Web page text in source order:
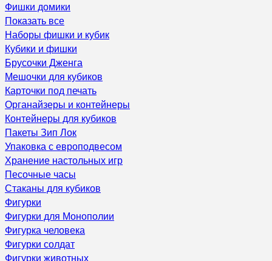
Фишки домики
Показать все
Наборы фишки и кубик
Кубики и фишки
Брусочки Дженга
Мешочки для кубиков
Карточки под печать
Органайзеры и контейнеры
Контейнеры для кубиков
Пакеты Зип Лок
Упаковка с европодвесом
Хранение настольных игр
Песочные часы
Стаканы для кубиков
Фигурки
Фигурки для Монополии
Фигурка человека
Фигурки солдат
Фигурки животных